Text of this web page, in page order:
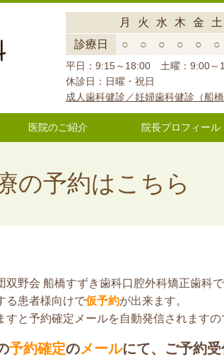
月 火 水 木 金 土
診療日
○ ○ ○ ○ ○ ○
平日：9:15～18:00 土曜：9:00～
休診日： 日曜・祝日
成人歯科健診／妊婦歯科健診（船橋
医院のご紹介 院長プロフィール
の予約はこちら
双野会 船橋すずき歯科口腔外科矯正歯科
る患者様向けで仮予約が出来ます。
すと予約確定メールを自動発信されます
予約確定のメールにて、ご予約受